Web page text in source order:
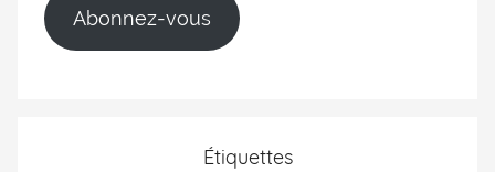
Abonnez-vous
Étiquettes